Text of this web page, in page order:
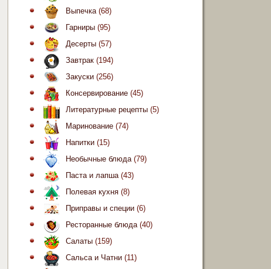
Выпечка(68)
Гарниры (95)
Десерты (57)
Завтрак (194)
Закуски (256)
Консервирование (45)
Литературные рецепты (5)
Маринование (74)
Напитки (15)
Необычные блюда(79)
Паста и лапша(43)
Полевая кухня (8)
Приправы и специи (6)
Ресторанные блюда(40)
Салаты (159)
Сальса и Чатни (11)